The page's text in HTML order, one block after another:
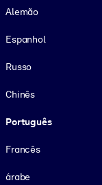
Alemão
Espanhol
Russo
Chinês
Português
Francês
árabe